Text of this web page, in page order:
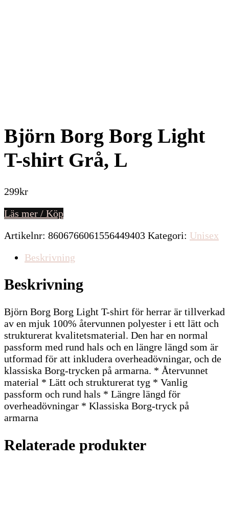
Björn Borg Borg Light
T-shirt Grå, L
299kr
Läs mer / Köp
Artikelnr: 8606766061556449403 Kategori: Unisex
Beskrivning
Beskrivning
Björn Borg Borg Light T-shirt för herrar är tillverkad
av en mjuk 100% återvunnen polyester i ett lätt och
strukturerat kvalitetsmaterial. Den har en normal
passform med rund hals och en längre längd som är
utformad för att inkludera overheadövningar, och de
klassiska Borg-trycken på armarna. * Återvunnet
material * Lätt och strukturerat tyg * Vanlig
passform och rund hals * Längre längd för
overheadövningar * Klassiska Borg-tryck på
armarna
Relaterade produkter